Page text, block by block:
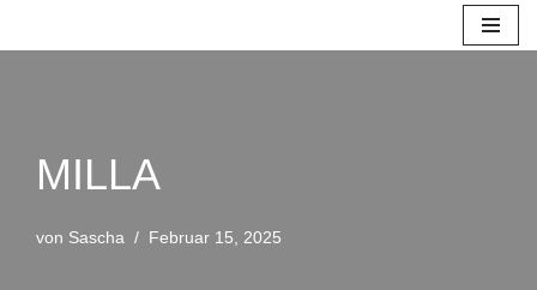
MILLA
von Sascha Februar 15, 2025